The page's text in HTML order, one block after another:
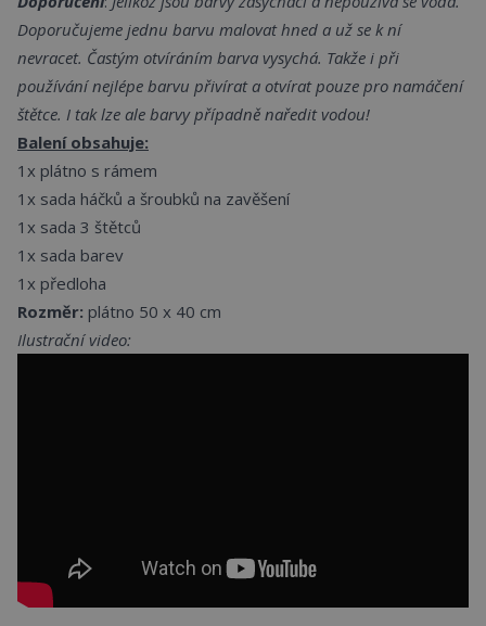
Doporučujeme jednu barvu malovat hned a už se k ní
nevracet. Častým otvíráním barva vysychá. Takže i při
používání nejlépe barvu přivírat a otvírat pouze pro namáčení
štětce. I tak lze ale barvy případně naředit vodou!
Balení obsahuje:
1x plátno s rámem
1x sada háčků a šroubků na zavěšení
1x sada 3 štětců
1x sada barev
1x předloha
Rozměr: plátno 50 x 40 cm
Ilustrační video: